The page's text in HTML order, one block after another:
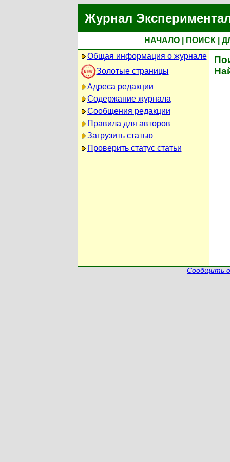
Журнал
НАЧАЛО ПОИСК
Общая информация о журнале
Золотые страницы
Адреса редакции
Содержание журнала
Сообщения редакции
Правила для авторов
Загрузить статью
Проверить статус статьи
Сообщить о